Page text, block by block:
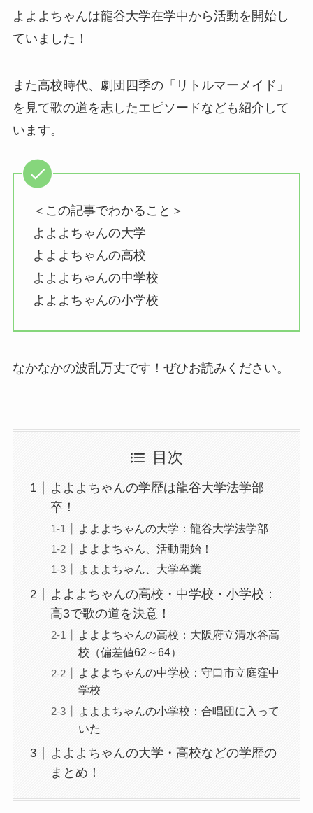
よよよちゃんは龍谷大学在学中から活動を開始し
ていました！
また高校時代、劇団四季の「リトルマーメイド」
を見て歌の道を志したエピソードなども紹介して
います。
＜この記事でわかること＞
よよよちゃんの大学
よよよちゃんの高校
よよよちゃんの中学校
よよよちゃんの小学校
なかなかの波乱万丈です！ぜひお読みください。
目次
よよよちゃんの学歴は龍谷大学法学部
卒！
よよよちゃんの大学：龍谷大学法学部
よよよちゃん、活動開始！
よよよちゃん、大学卒業
よよよちゃんの高校・中学校・小学校：
高3で歌の道を決意！
よよよちゃんの高校：大阪府立清水谷高
校（偏差値62～64）
よよよちゃんの中学校：守口市立庭窪中
学校
よよよちゃんの小学校：合唱団に入って
いた
よよよちゃんの大学・高校などの学歴の
まとめ！